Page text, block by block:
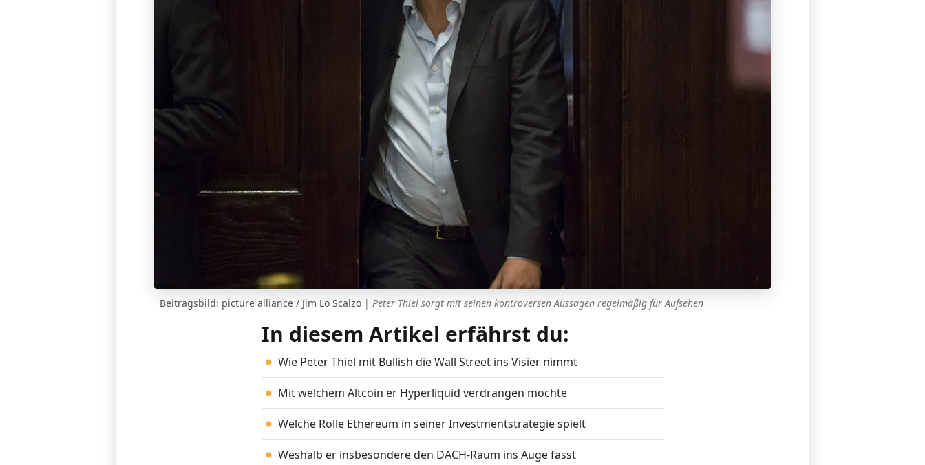
Beitragsbild: picture alliance / Jim Lo Scalzo | Peter Thiel sorgt mit seinen kontroversen Aussagen regelmäßig für Aufsehen
In diesem Artikel erfährst du:
Wie Peter Thiel mit Bullish die Wall Street ins Visier nimmt
Mit welchem Altcoin er Hyperliquid verdrängen möchte
Welche Rolle Ethereum in seiner Investmentstrategie spielt
Weshalb er insbesondere den DACH-Raum ins Auge fasst